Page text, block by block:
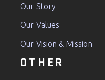
Our Story
Our Values
Our Vision & Mission
OTHER